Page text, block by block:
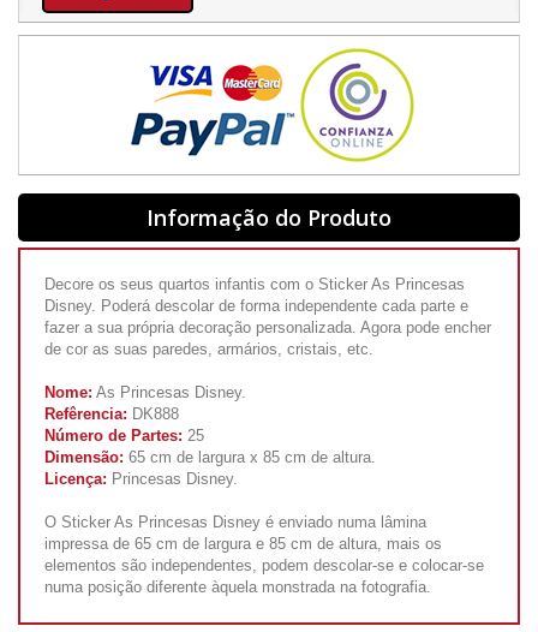
Informação do Produto
Decore os seus quartos infantis com o Sticker As Princesas
Disney. Poderá descolar de forma independente cada parte e
fazer a sua própria decoração personalizada. Agora pode encher
de cor as suas paredes, armários, cristais, etc.
Nome: As Princesas Disney.
Refêrencia: DK888
Número de Partes: 25
Dimensão: 65 cm de largura x 85 cm de altura.
Licença: Princesas Disney.
O Sticker As Princesas Disney é enviado numa lâmina
impressa de 65 cm de largura e 85 cm de altura, mais os
elementos são independentes, podem descolar-se e colocar-se
numa posição diferente àquela monstrada na fotografia.